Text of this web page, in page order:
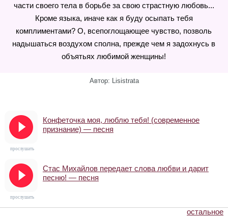
части своего тела в борьбе за свою страстную любовь...
Кроме языка, иначе как я буду осыпать тебя
комплиментами? О, всепоглощающее чувство, позволь
надышаться воздухом сполна, прежде чем я задохнусь в
объятьях любимой женщины!
Автор: Lisistrata
Конфеточка моя, люблю тебя! (современное
признание) — песня
прослушать
Стас Михайлов передает слова любви и дарит
песню! — песня
прослушать
остальное